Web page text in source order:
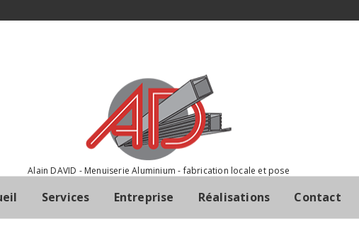
Alain DAVID - Menuiserie Aluminium - fabrication locale et pose
Services Entreprise Réalisations Contact